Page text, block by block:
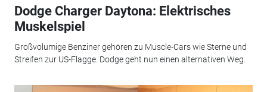
Dodge Charger Daytona: Elektrisches
Muskelspiel
Großvolumige Benziner gehören zu Muscle-Cars wie Sterne und
Streifen zur US-Flagge. Dodge geht nun einen alternativen Weg.